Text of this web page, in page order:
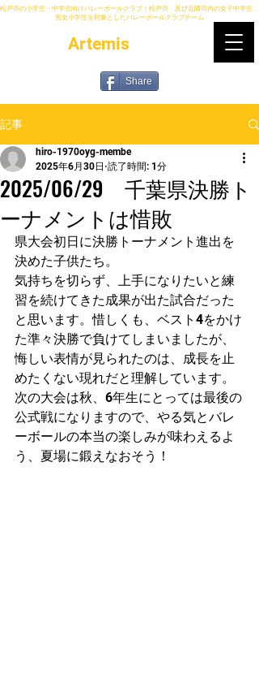
Artemis
Share
松戸市の小学生・中学生向けバレーボールクラブ｜松戸市、及び近隣市内の女子中学生、
男女小学生を対象としたバレーボールクラブチーム
記事
2025/06/29 千葉県決勝ト
ーナメントは惜敗
hiro-1970oyg-membe
2025年6月30日 読了時間: 1分
県大会初日に決勝トーナメント進出を
決めた子供たち。
気持ちを切らず、上手になりたいと練
習を続けてきた成果が出た試合だった
と思います。惜しくも、ベスト4をかけ
た準々決勝で負けてしまいましたが、
悔しい表情が見られたのは、成長を止
めたくない現れだと理解しています。
次の大会は秋、6年生にとっては最後の
公式戦になりますので、やる気とバレ
ーボールの本当の楽しみが味わえるよ
う、夏場に鍛えなおそう！